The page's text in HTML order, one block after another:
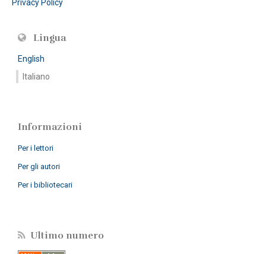
Privacy Policy
Lingua
English
Italiano
Informazioni
Per i lettori
Per gli autori
Per i bibliotecari
Ultimo numero